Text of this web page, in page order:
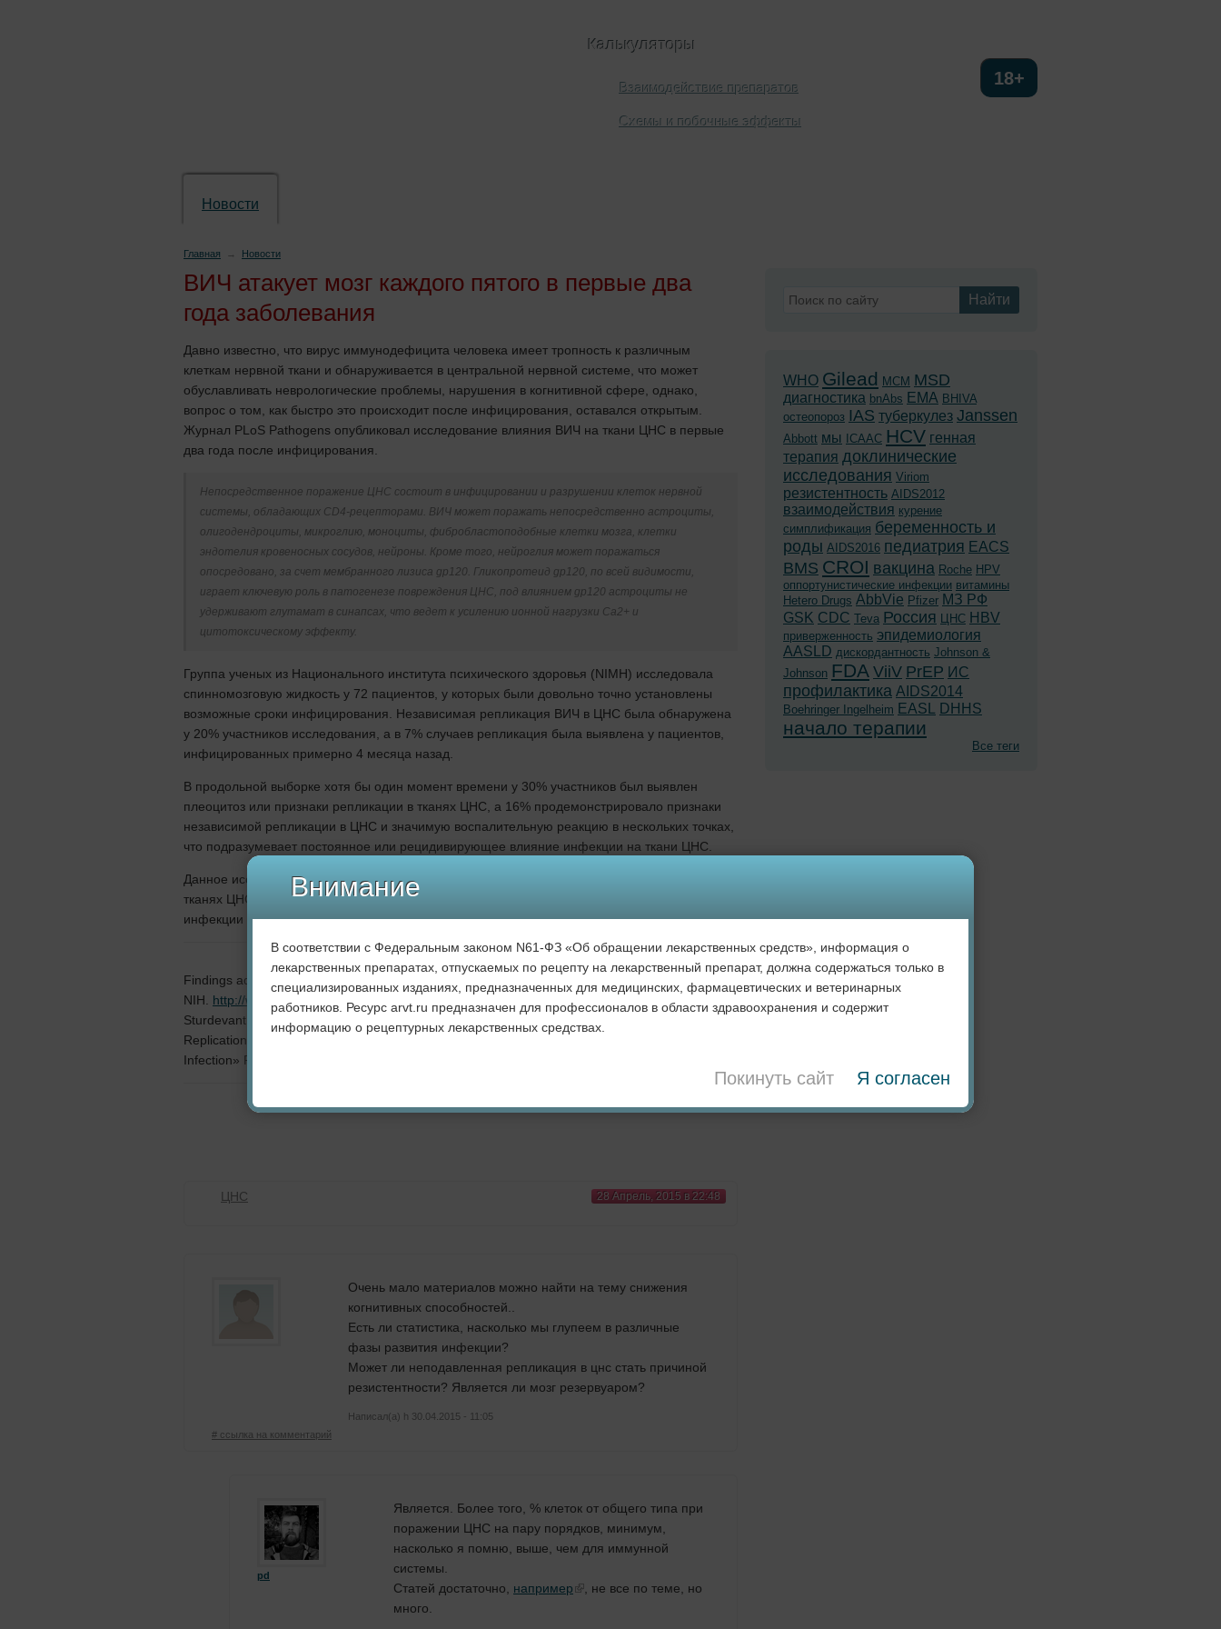
Калькуляторы
Взаимодействие препаратов
Схемы и побочные эффекты
18+
Новости
Главная → Новости
ВИЧ атакует мозг каждого пятого в первые два
года заболевания
Давно известно, что вирус иммунодефицита человека имеет тропность к различным
клеткам нервной ткани и обнаруживается в центральной нервной системе, что может
обуславливать неврологические проблемы, нарушения в когнитивной сфере, однако,
вопрос о том, как быстро это происходит после инфицирования, оставался открытым.
Журнал PLoS Pathogens опубликовал исследование влияния ВИЧ на ткани ЦНС в первые
два года после инфицирования.
Непосредственное поражение ЦНС состоит в инфицировании и разрушении клеток нервной
системы, обладающих CD4-рецепторами. ВИЧ может поражать непосредственно астроциты,
олигодендроциты, микроглию, моноциты, фибробластоподобные клетки мозга, клетки
эндотелия кровеносных сосудов, нейроны. Кроме того, нейроглия может поражаться
опосредовано, за счет мембранного лизиса gp120. Гликопротеид gp120, по всей видимости,
играет ключевую роль в патогенезе повреждения ЦНС, под влиянием gp120 астроциты не
удерживают глутамат в синапсах, что ведет к усилению ионной нагрузки Ca2+ и
цитотоксическому эффекту.
Группа ученых из Национального института психического здоровья (NIMH) исследовала
спинномозговую жидкость у 72 пациентов, у которых были довольно точно установлены
возможные сроки инфицирования. Независимая репликация ВИЧ в ЦНС была обнаружена
у 20% участников исследования, а в 7% случаев репликация была выявлена у пациентов,
инфицированных примерно 4 месяца назад.
В продольной выборке хотя бы один момент времени у 30% участников был выявлен
плеоцитоз или признаки репликации в тканях ЦНС, а 16% продемонстрировало признаки
независимой репликации в ЦНС и значимую воспалительную реакцию в нескольких точках,
что подразумевает постоянное или рецидивирующее влияние инфекции на ткани ЦНС.
Данное исследование не только значительно улучшает понимание вирусной динамики в
тканях ЦНС, но и весьма наглядно демонстрирует преимущества ранней диагностики ВИЧ-
инфекции и раннего начала антиретровирусной терапии.
Findings add urgency to screening, treatment – NIH-funded study, 26.03.2015, пресс-релиз
NIH. http://www.nimh.nih.gov/news/science-news/2015/hiv-can-spread-early-evol...
Sturdevant CB, Joseph SB, Schnell G, Price RW, Swanstrom R, Spudich S. «Compartmentalized
Replication of R5 T Cell-Tropic HIV-1 in the Central Nervous System Early in the Course of
Infection» PLoS Pathog. 2015 Mar 26;11(3):e1004720.
28 Апрель, 2015 в 22:48
ЦНС
Очень мало материалов можно найти на тему снижения
когнитивных способностей..
Есть ли статистика, насколько мы глупеем в различные
фазы развития инфекции?
Может ли неподавленная репликация в цнс стать причиной
резистентности? Является ли мозг резервуаром?
Написал(а) h 30.04.2015 - 11:05
# ссылка на комментарий
pd
Является. Более того, % клеток от общего типа при
поражении ЦНС на пару порядков, минимум,
насколько я помню, выше, чем для иммунной
системы.
Статей достаточно, например
, не все по теме, но
много.
Найти
WHO Gilead MCM MSD
диагностика bnAbs EMA BHIVA
остеопороз IAS туберкулез Janssen
Abbott мы ICAAC HCV генная
терапия доклинические
исследования Viriom
резистентность AIDS2012
взаимодействия курение
симплификация беременность и
роды AIDS2016 педиатрия EACS
BMS CROI вакцина Roche HPV
оппортунистические инфекции витамины
Hetero Drugs AbbVie Pfizer МЗ РФ
GSK CDC Teva Россия ЦНС HBV
приверженность эпидемиология
AASLD дискордантность Johnson &
Johnson FDA ViiV PrEP ИС
профилактика AIDS2014
Boehringer Ingelheim EASL DHHS
начало терапии
Все теги
В соответствии с Федеральным законом N61-ФЗ «Об обращении лекарственных средств», информация о
лекарственных препаратах, отпускаемых по рецепту на лекарственный препарат, должна содержаться только в
специализированных изданиях, предназначенных для медицинских, фармацевтических и ветеринарных
работников. Ресурс arvt.ru предназначен для профессионалов в области здравоохранения и содержит
информацию о рецептурных лекарственных средствах.
Покинуть сайт Я согласен
Внимание